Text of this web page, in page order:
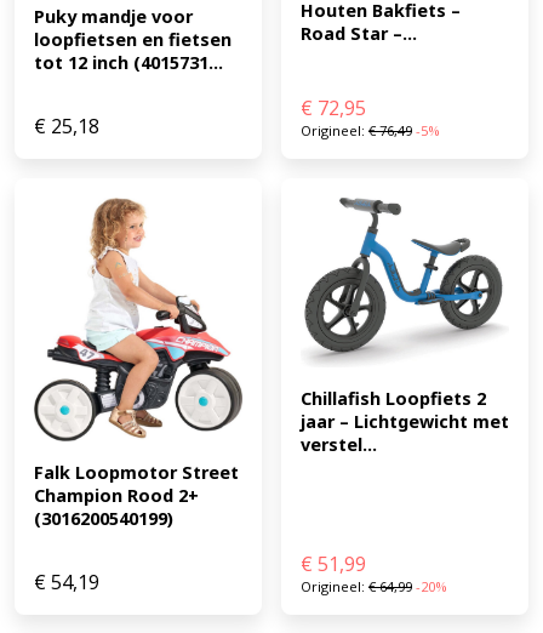
Puky mandje voor
loopfietsen en fietsen
tot 12 inch (4015731...
€ 25,18
Houten Bakfiets –
Road Star –...
€ 72,95
Origineel: €76,49 -5%
Falk Loopmotor Street
Champion Rood 2+
(3016200540199)
€54,19
Chillafish Loopfiets 2
jaar – Lichtgewicht met
verstel...
€ 51,99
Origineel: €64,99 -20%